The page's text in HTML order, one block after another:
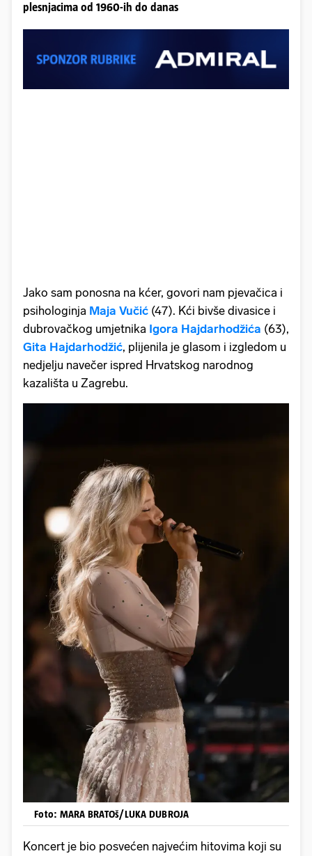
plesnjacima od 1960-ih do danas
Jako sam ponosna na kćer, govori nam pjevačica i
psihologinja Maja Vučić (47). Kći bivše divasice i
dubrovačkog umjetnika Igora Hajdarhodžića (63),
Gita Hajdarhodžić, plijenila je glasom i izgledom u
nedjelju navečer ispred Hrvatskog narodnog
kazališta u Zagrebu.
Foto: MARA BRATOš/LUKA DUBROJA
Koncert je bio posvećen najvećim hitovima koji su